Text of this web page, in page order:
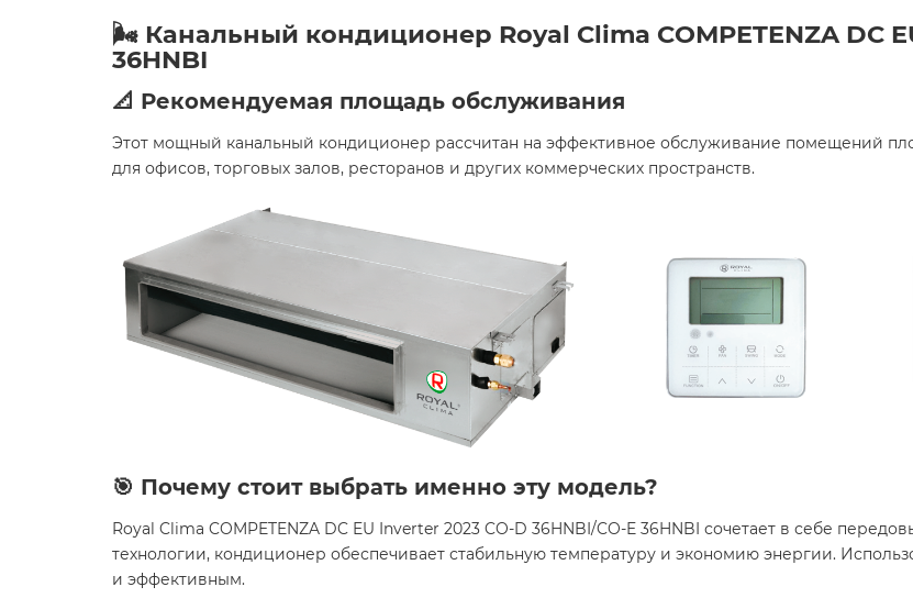
🌬️ Канальный кондиционер Royal Clima COMPETENZA DC
36HNBI
📐 Рекомендуемая площадь обслуживания
Этот мощный канальный кондиционер рассчитан на эффективное обслуживание помещений
для офисов, торговых залов, ресторанов и других коммерческих пространств.
🎯 Почему стоит выбрать именно эту модель?
Royal Clima COMPETENZA DC EU Inverter 2023 CO-D 36HNBI/CO-E 36HNBI сочетает в себе
технологии, кондиционер обеспечивает стабильную температуру и экономию энергии.
и эффективным.